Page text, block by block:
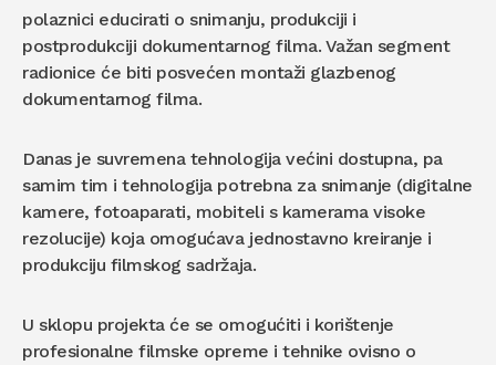
polaznici educirati o snimanju, produkciji i
postprodukciji dokumentarnog filma. Važan segment
radionice će biti posvećen montaži glazbenog
dokumentarnog filma.
Danas je suvremena tehnologija većini dostupna, pa
samim tim i tehnologija potrebna za snimanje (digitalne
kamere, fotoaparati, mobiteli s kamerama visoke
rezolucije) koja omogućava jednostavno kreiranje i
produkciju filmskog sadržaja.
U sklopu projekta će se omogućiti i korištenje
profesionalne filmske opreme i tehnike ovisno o